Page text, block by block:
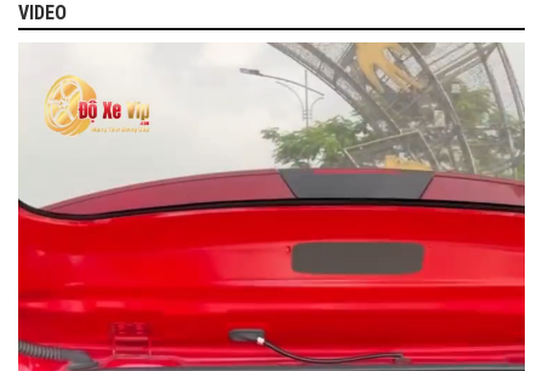
ĐỒ
CHƠI
XE
HƠI
CAO
CẤP
MÁY
DÁN
DECAL
TÔ
ISUZU
VIDEO